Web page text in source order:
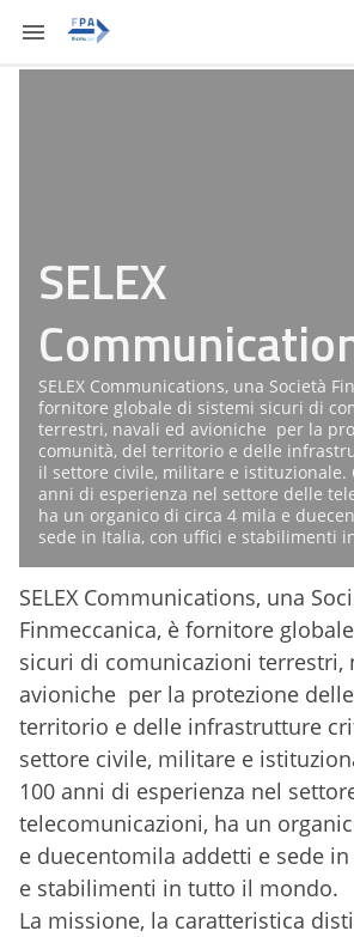
SELEX
SELEX Communications, una Società
fornitore globale di sistemi sicuri di
terrestri, navali ed avioniche per la
comunità, del territorio e delle
il settore civile, militare e istituzionale.
anni di esperienza nel settore delle
ha un organico di circa 4 mila e
sede in Italia, con uffici e stabilimenti
SELEX Communications, una
Finmeccanica, è fornitore
sicuri di comunicazioni terrestri,
avioniche per la protezione
territorio e delle infrastrutture
settore civile, militare e
100 anni di esperienza nel
telecomunicazioni, ha un
e duecentomila addetti e sede
e stabilimenti in tutto il mondo.
La missione, la caratteristica